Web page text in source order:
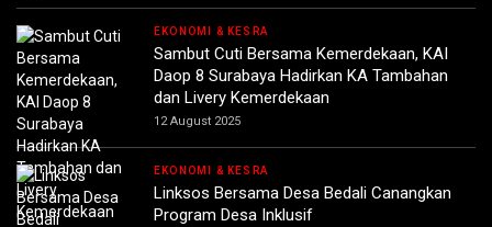
EKONOMI & KESRA
Sambut Cuti Bersama Kemerdekaan, KAI
Daop 8 Surabaya Hadirkan KA Tambahan
dan Livery Kemerdekaan
12 August 2025
EKONOMI & KESRA
Linksos Bersama Desa Bedali Canangkan
Program Desa Inklusif